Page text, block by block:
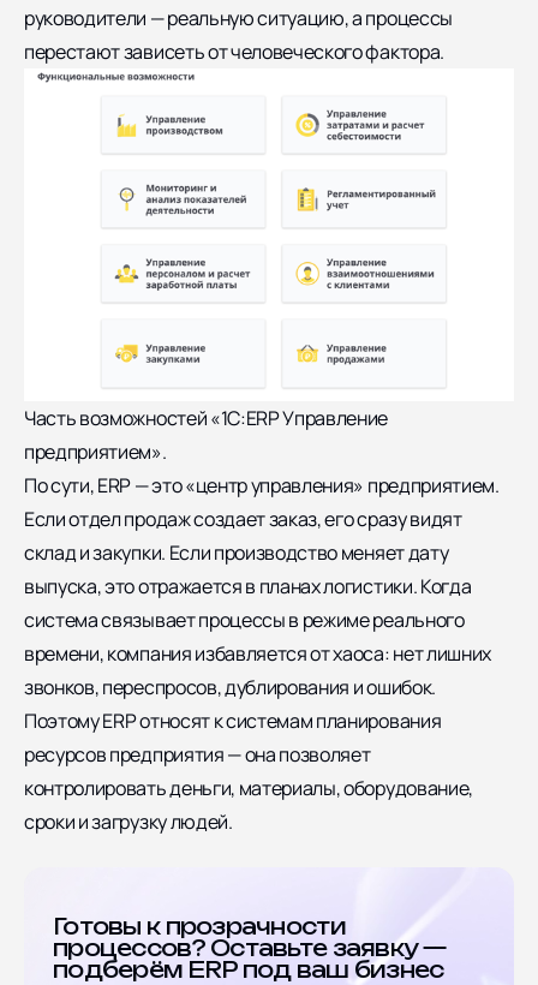
руководители — реальную ситуацию, а процессы
перестают зависеть от человеческого фактора.
Часть возможностей «1С:ERP Управление
предприятием».
По сути, ERP — это «центр управления» предприятием.
Если отдел продаж создает заказ, его сразу видят
склад и закупки. Если производство меняет дату
выпуска, это отражается в планах логистики. Когда
система связывает процессы в режиме реального
времени, компания избавляется от хаоса: нет лишних
звонков, переспросов, дублирования и ошибок.
Поэтому ERP относят к системам планирования
ресурсов предприятия — она позволяет
контролировать деньги, материалы, оборудование,
сроки и загрузку людей.
Готовы к прозрачности
процессов? Оставьте заявку —
подберём ERP под ваш бизнес